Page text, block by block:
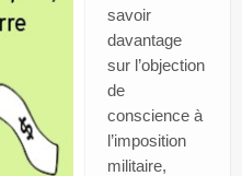
savoir
davantage
sur l’objection
de
conscience à
l’imposition
militaire,